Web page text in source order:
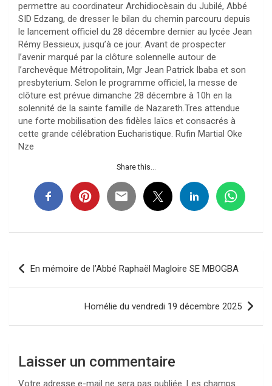
permettre au coordinateur Archidiocèsain du Jubilé, Abbé
SID Edzang, de dresser le bilan du chemin parcouru depuis
le lancement officiel du 28 décembre dernier au lycée Jean
Rémy Bessieux, jusqu’à ce jour. Avant de prospecter
l’avenir marqué par la clôture solennelle autour de
l’archevêque Métropolitain, Mgr Jean Patrick Ibaba et son
presbyterium. Selon le programme officiel, la messe de
clôture est prévue dimanche 28 décembre à 10h en la
solennité de la sainte famille de Nazareth.Tres attendue
une forte mobilisation des fidèles laïcs et consacrés à
cette grande célébration Eucharistique. Rufin Martial Oke
Nze
Share this...
Navigation
de
En mémoire de l’Abbé Raphaël Magloire SE MBOGBA
Homélie du vendredi 19 décembre 2025
Laisser un commentaire
Votre adresse e-mail ne sera pas publiée. Les champs